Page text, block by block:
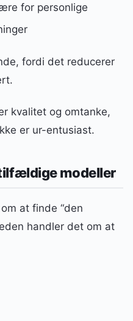
for personlige
fordi det reducerer
kvalitet og omtanke,
er ur-entusiast.
modeller
at finde “den
handler det om at